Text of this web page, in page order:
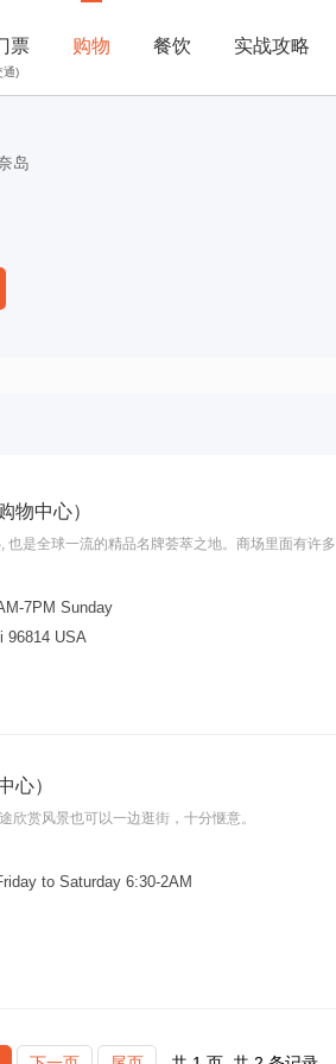
票
通)
购物 餐饮 实战攻略
岛
物中心）
是全球一流的精品名牌荟萃之地。商场里面有许多
7PM Sunday
96814 USA
心）
欣赏风景也可以一边逛街，十分惬意。
to Saturday 6:30-2AM